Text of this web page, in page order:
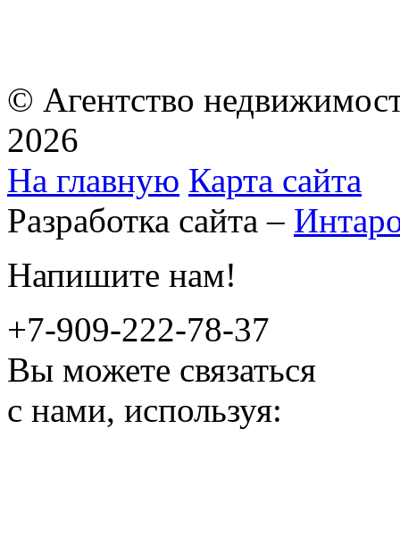
© Агентство
2026
На главную Карта сайта
Разработка сайта –
Напишите нам!
+7-909-222-78-37
Вы можете связаться
с нами, используя: